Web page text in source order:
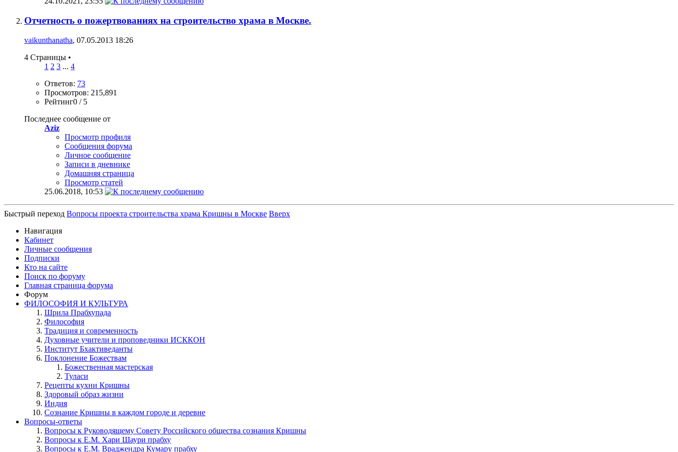
Отчетность о пожертвованиях на строительство храма в Москве.
vaikunthanatha, 07.05.2013 18:26
4 Страницы •
1 2 3 ... 4
Ответов: 73
Просмотров: 215,891
Рейтинг0 / 5
Последнее сообщение от
Aziz
Просмотр профиля
Сообщения форума
Личное сообщение
Записи в дневнике
Домашняя страница
Просмотр статей
25.06.2018, 10:53
Быстрый переход Вопросы проекта строительства храма Кришны в Москве Вверх
Навигация
Кабинет
Личные сообщения
Подписки
Кто на сайте
Поиск по форуму
Главная страница форума
Форум
ФИЛОСОФИЯ И КУЛЬТУРА
Шрила Прабхупада
Философия
Традиция и современность
Духовные учители и проповедники ИСККОН
Институт Бхактиведанты
Поклонение Божествам
Божественная мастерская
Туласи
Рецепты кухни Кришны
Здоровый образ жизни
Индия
Сознание Кришны в каждом городе и деревне
Вопросы-ответы
Вопросы к Руководящему Совету Российского общества сознания Кришны
Вопросы к Е.М. Хари Шаури прабху
Вопросы к Е.М. Враджендра Кумару прабху